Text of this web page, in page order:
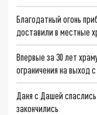
Благодатный огонь
доставили в местные
Впервые за 30 лет
ограничения на выход
Даня с Дашей
закончились